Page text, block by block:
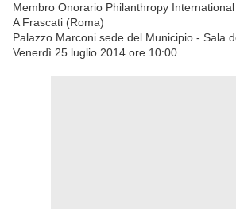
Membro Onorario Philanthropy
A Frascati (Roma)
Palazzo Marconi sede del Municipio - Sala
Venerdì 25 luglio 2014 ore 10:00